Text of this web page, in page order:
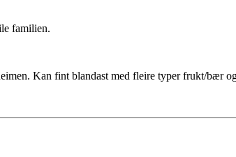
familien.
Kan fint blandast med fleire typer frukt/bær